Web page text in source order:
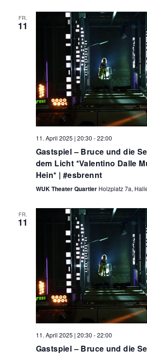
FR.
11
11. April 2025 | 20:30 -22:00
Gastspiel – Bruce und die
dem Licht *Valentino Dalle
Hein* | #esbrennt
WUK Theater Quartier Holzplatz 7a,
FR.
11
11. April 2025 | 20:30 -22:00
Gastspiel – Bruce und die